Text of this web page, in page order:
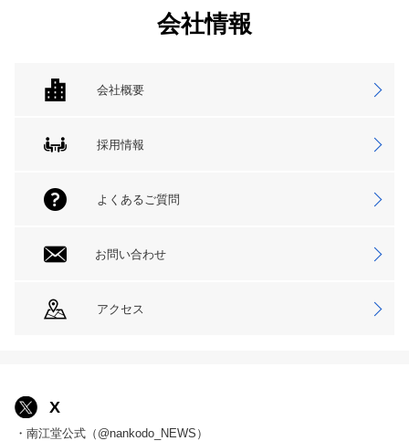
会社情報
会社概要
採用情報
よくあるご質問
お問い合わせ
アクセス
X
・南江堂公式（@nankodo_NEWS）